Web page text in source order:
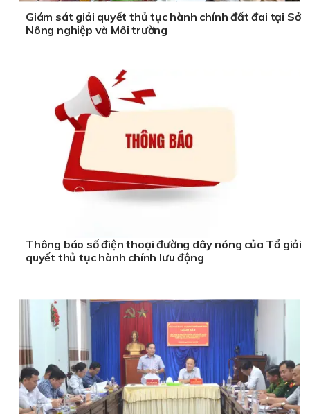
Giám sát giải quyết thủ tục hành chính đất đai tại Sở
Nông nghiệp và Môi trường
Thông báo số điện thoại đường dây nóng của Tổ giải
quyết thủ tục hành chính lưu động